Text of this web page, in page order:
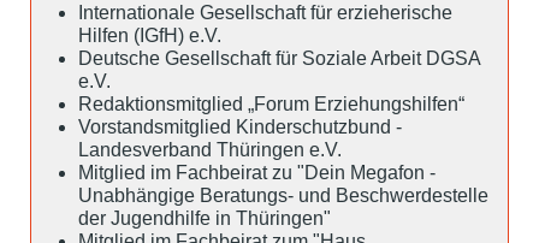
Internationale Gesellschaft für erzieherische
Hilfen (IGfH) e.V.
Deutsche Gesellschaft für Soziale Arbeit DGSA
e.V.
Redaktionsmitglied „Forum Erziehungshilfen“
Vorstandsmitglied Kinderschutzbund -
Landesverband Thüringen e.V.
Mitglied im Fachbeirat zu "Dein Megafon -
Unabhängige Beratungs- und Beschwerdestelle
der Jugendhilfe in Thüringen"